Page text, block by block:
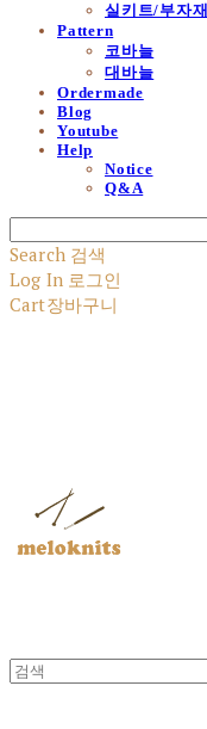
실키트/부자재
Pattern
코바늘
대바늘
Ordermade
Blog
Youtube
Help
Notice
Q&A
Search 검색
Log In 로그인
Cart장바구니